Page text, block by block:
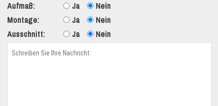
Aufmaß: Ja
Nein
Montage:
Ja
Nein
Ausschnitt:
Ja Nein